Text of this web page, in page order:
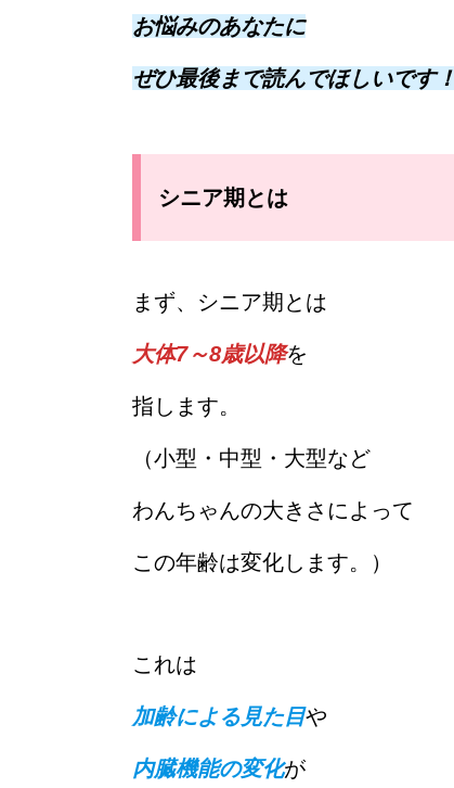
お悩みのあなたに
ぜひ最後まで読んでほしいです！
シニア期とは
まず、シニア期とは
大体7～8歳以降を
指します。
（小型・中型・大型など
わんちゃんの大きさによって
この年齢は変化します。）
これは
加齢による見た目や
内臓機能の変化が